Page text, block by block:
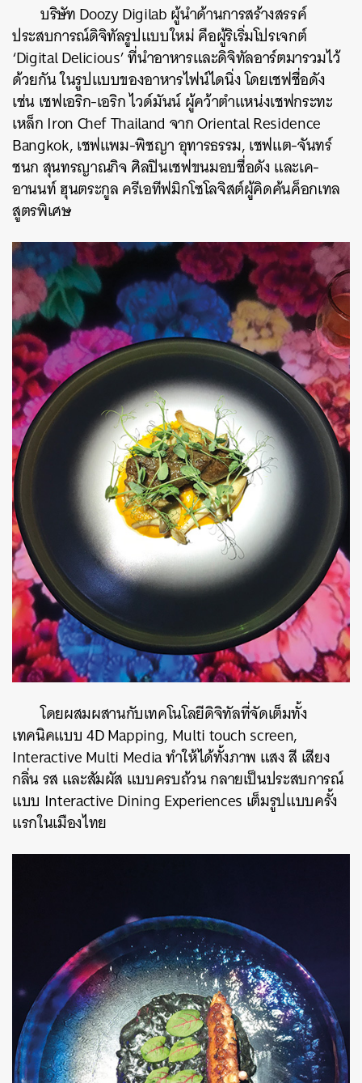
บริษัทDoozy Digilabผู้นําด้านการสร้างสรรค์
ประสบการณ์ดิจิทัลรูปแบบใหม่ คือผู้ริเริ่มโปรเจกต์
‘Digital Delicious’ ที่นำอาหารและดิจิทัลอาร์ตมารวมไว้
ด้วยกัน ในรูปแบบของอาหารไฟน์ไดนิ่ง โดยเชฟชื่อดัง
เช่น เชฟเอริก-เอริก ไวด์มันน์ ผู้คว้าตำแหน่งเชฟกระทะ
เหล็ก Iron Chef Thailand จาก Oriental Residence
Bangkok, เชฟแพม-พิชญา อุทารธรรม, เชฟแต-จันทร์
ชนก สุนทรญาณกิจ ศิลปินเชฟขนมอบชื่อดัง และเค-
อานนท์ ฮุนตระกูล ครีเอทีฟมิกโซโลจิสต์ผู้คิดค้นค็อกเทล
สูตรพิเศษ
โดยผสมผสานกับเทคโนโลยีดิจิทัลที่จัดเต็มทั้ง
เทคนิคแบบ 4D Mapping, Multi touch screen,
Interactive Multi Media ทำให้ได้ทั้งภาพ แสง สี เสียง
กลิ่น รส และสัมผัส แบบครบถ้วน กลายเป็นประสบการณ์
แบบ Interactive Dining Experiences เต็มรูปแบบครั้ง
แรกในเมืองไทย